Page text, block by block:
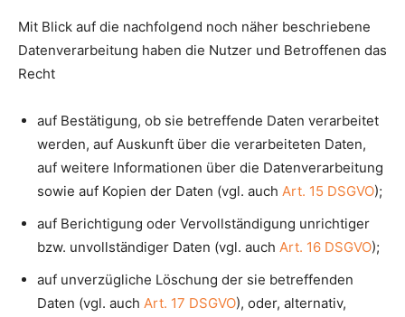
Mit Blick auf die nachfolgend noch näher beschriebene
Datenverarbeitung haben die Nutzer und Betroffenen das
Recht
auf Bestätigung, ob sie betreffende Daten verarbeitet
werden, auf Auskunft über die verarbeiteten Daten,
auf weitere Informationen über die Datenverarbeitung
sowie auf Kopien der Daten (vgl. auch Art. 15 DSGVO);
auf Berichtigung oder Vervollständigung unrichtiger
bzw. unvollständiger Daten (vgl. auch Art. 16 DSGVO);
auf unverzügliche Löschung der sie betreffenden
Daten (vgl. auch Art. 17 DSGVO), oder, alternativ,